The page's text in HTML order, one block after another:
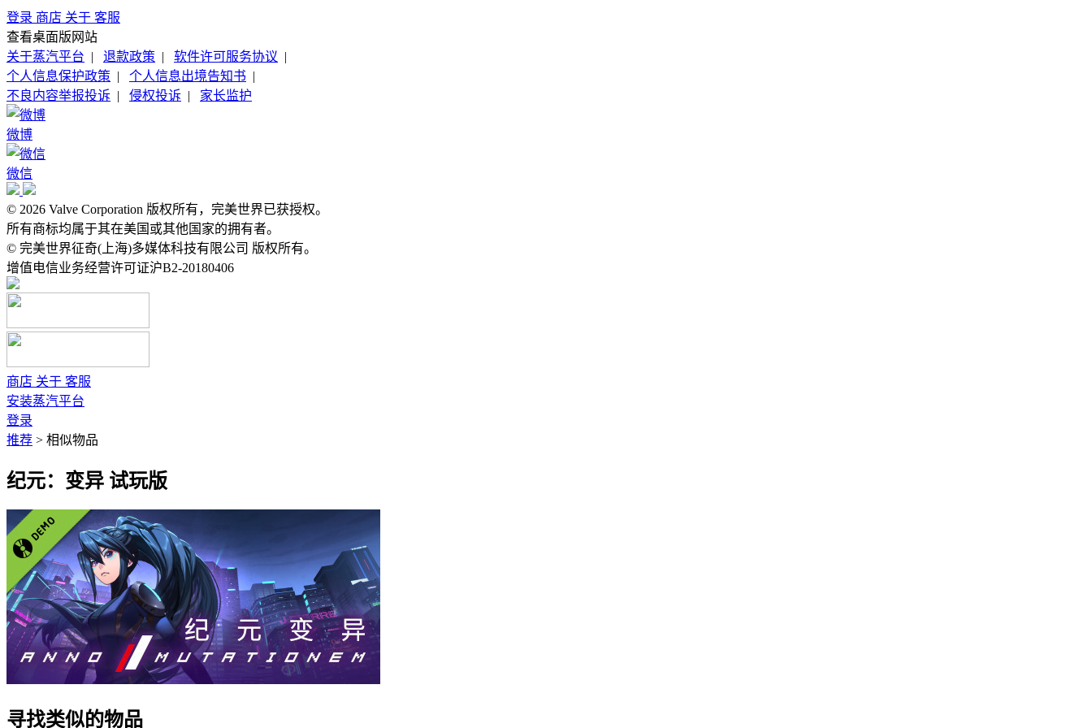
登录 商店 关于 客服
查看桌面版网站
关于蒸汽平台 | 退款政策 | 软件许可服务协议 |
个人信息保护政策 | 个人信息出境告知书 |
不良内容举报投诉 | 侵权投诉 | 家长监护
微博
微信
© 2026 Valve Corporation 版权所有，完美世界已获授权。
所有商标均属于其在美国或其他国家的拥有者。
© 完美世界征奇(上海)多媒体科技有限公司 版权所有。
增值电信业务经营许可证沪B2-20180406
商店 关于 客服
安装蒸汽平台
登录
推荐 > 相似物品
纪元：变异 试玩版
寻找类似的物品